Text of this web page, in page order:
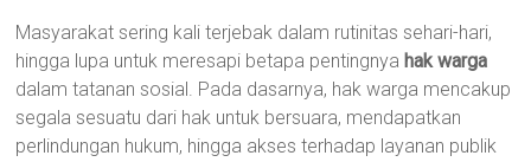
Masyarakat sering kali terjebak dalam rutinitas sehari-hari,
hingga lupa untuk meresapi betapa pentingnya hak warga
dalam tatanan sosial. Pada dasarnya, hak warga mencakup
segala sesuatu dari hak untuk bersuara, mendapatkan
perlindungan hukum, hingga akses terhadap layanan publik